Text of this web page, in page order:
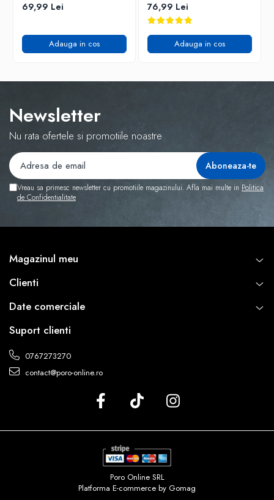
69,99 Lei
Adauga in cos
76,99 Lei
Adauga in cos
Newsletter
Nu rata ofertele si promotiile noastre
Vreau sa primesc newsletter cu promotiile magazinului. Afla mai multe in Politica
de Confidentialitate
Magazinul meu
Clienti
Date comerciale
Suport clienti
0767273270
contact@poro-online.ro
Poro Online SRL
Platforma E-commerce by Gomag